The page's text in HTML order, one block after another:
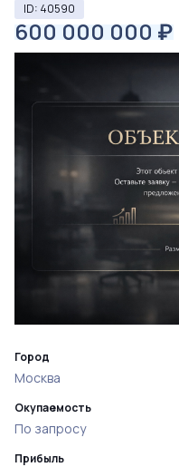
ID: 40590
600 000 000 ₽
Город
Москва
Окупаемость
По запросу
Прибыль